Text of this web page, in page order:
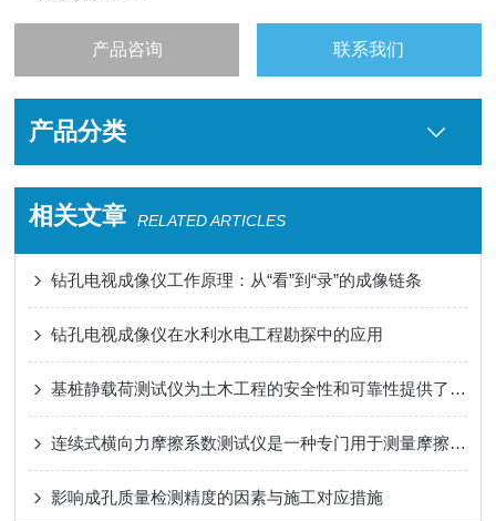
产品咨询 联系我们
产品分类
相关文章 RELATED ARTICLES
钻孔电视成像仪工作原理：从“看”到“录”的成像链条
钻孔电视成像仪在水利水电工程勘探中的应用
基桩静载荷测试仪为土木工程的安全性和可靠性提供了有力保障
连续式横向力摩擦系数测试仪是一种专门用于测量摩擦系数的仪器
影响成孔质量检测精度的因素与施工对应措施